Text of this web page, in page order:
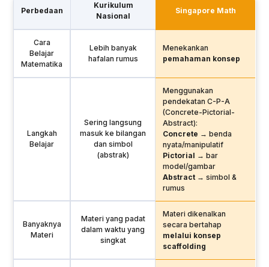
Perbedaan
Kurikulum
Nasional
Singapore Math
Cara
Belajar
Matematika
Lebih banyak
hafalan rumus
Menekankan
pemahaman konsep
Langkah
Belajar
Sering langsung
masuk ke bilangan
dan simbol
(abstrak)
Menggunakan
pendekatan C-P-A
(Concrete-Pictorial-
Abstract):
Concrete → benda
nyata/manipulatif
Pictorial → bar
model/gambar
Abstract → simbol &
rumus
Banyaknya
Materi
Materi yang padat
dalam waktu yang
singkat
Materi dikenalkan
secara bertahap
melalui konsep
scaffolding